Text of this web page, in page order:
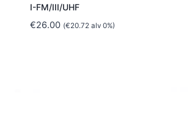
I-FM/III/UHF
€26.00 (€20.72 alv 0%)